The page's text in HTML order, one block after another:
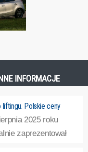
INFORMACJE
Polskie ceny
2025 roku
zaprezentował